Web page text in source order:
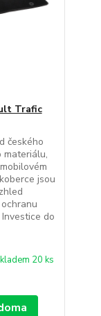
Trafic
českého
materiálu,
jsou
do
20 ks